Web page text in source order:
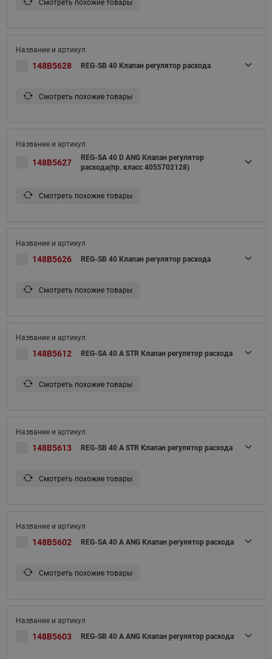
Смотреть похожие товары
148B5628 REG-SB 40 Клапан регулятор расхода
Смотреть похожие товары
148B5627
REG-SA 40 D ANG Клапан регулятор
расхода(пр. класс 4055702128)
Смотреть похожие товары
148B5626 REG-SB 40 Клапан регулятор расхода
Смотреть похожие товары
148B5612 REG-SA 40 A STR Клапан регулятор расхода
Смотреть похожие товары
148B5613 REG-SB 40 A STR Клапан регулятор расхода
Смотреть похожие товары
148B5602 REG-SA 40 A ANG Клапан регулятор расхода
Смотреть похожие товары
148B5603 REG-SB 40 A ANG Клапан регулятор расхода